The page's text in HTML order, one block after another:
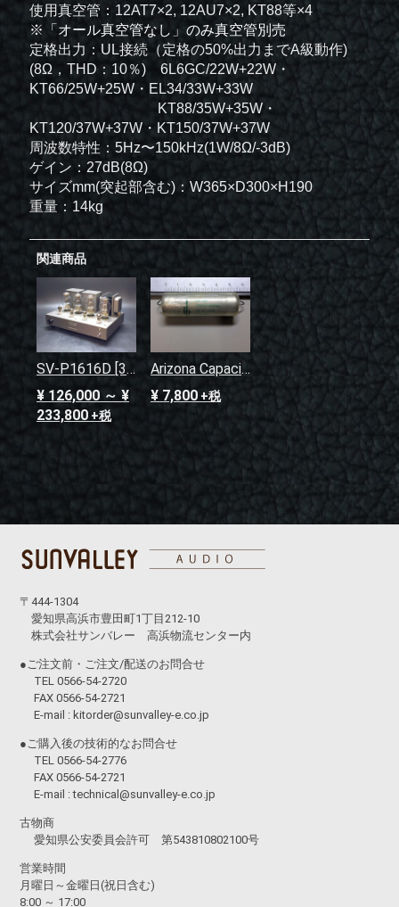
使用真空管：12AT7×2, 12AU7×2, KT88等×4
※「オール真空管なし」のみ真空管別売
定格出力：UL接続（定格の50%出力までA級動作)
(8Ω，THD：10％) 6L6GC/22W+22W・
KT66/25W+25W・EL34/33W+33W
KT88/35W+35W・
KT120/37W+37W・KT150/37W+37W
周波数特性：5Hz〜150kHz(1W/8Ω/-3dB)
ゲイン：27dB(8Ω)
サイズmm(突起部含む)：W365×D300×H190
重量：14kg
関連商品
SV-P1616D [300B仕様] キット
¥ 126,000 ～ ¥
233,800 +税
Arizona Capacitors ｵｲﾙｺﾝﾃﾞﾝｻ [AG224] 0.22uF 600V
¥ 7,800 +税
〒444-1304
愛知県高浜市豊田町1丁目212-10
株式会社サンバレー 高浜物流センター内
●ご注文前・ご注文/配送のお問合せ
TEL 0566-54-2720
FAX 0566-54-2721
E-mail : kitorder@sunvalley-e.co.jp
●ご購入後の技術的なお問合せ
TEL 0566-54-2776
FAX 0566-54-2721
E-mail :technical@sunvalley-e.co.jp
古物商
愛知県公安委員会許可 第543810802100号
営業時間
月曜日～金曜日(祝日含む)
8:00 ～ 17:00